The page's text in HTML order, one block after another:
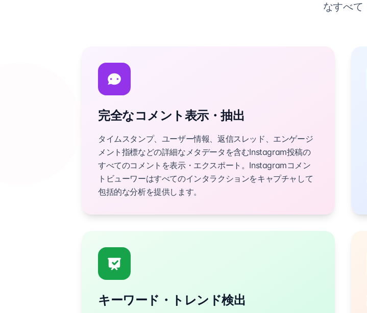
なすべて
完全なコメント表示・抽出
タイムスタンプ、ユーザー情報、返信スレッド、エンゲージ
メント指標などの詳細なメタデータを含むInstagram投稿の
すべてのコメントを表示・エクスポート。Instagramコメン
トビューワーはすべてのインタラクションをキャプチャして
包括的な分析を提供します。
キーワード・トレンド検出